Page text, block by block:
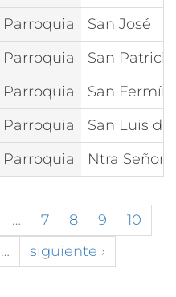
Parroquia
San José
Parroquia
San Patricio
Parroquia
San Fermín
Parroquia
San Luis
Parroquia Ntra
… 7 8 9
10
…
siguiente ›